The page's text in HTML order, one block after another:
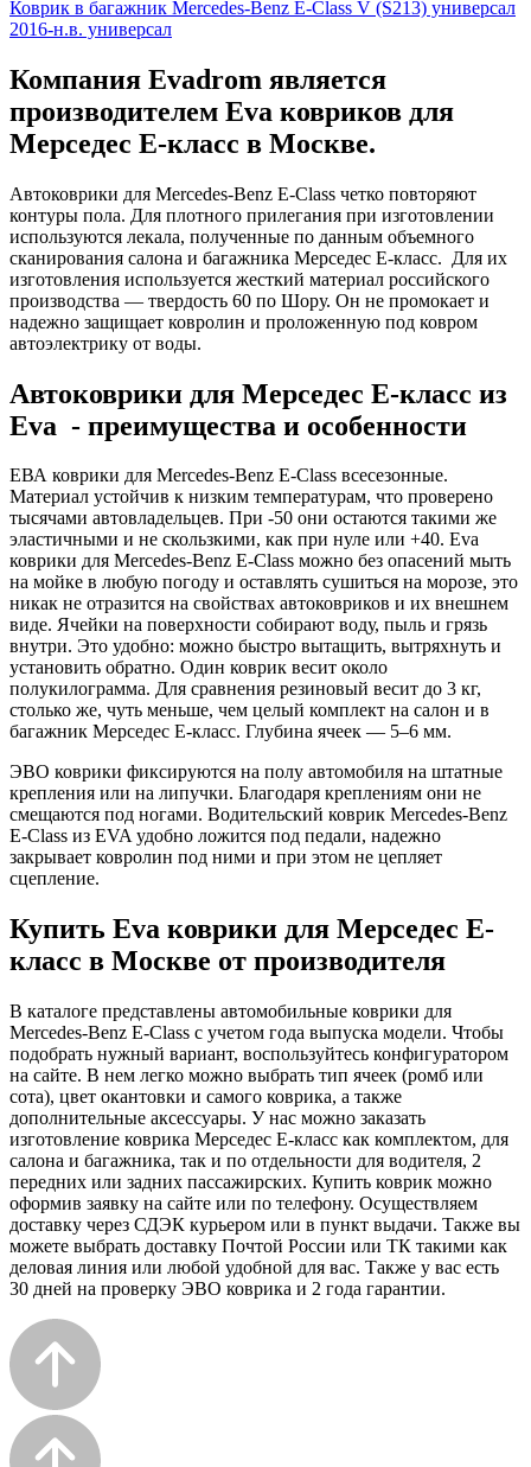
Коврик в багажник Mercedes-Benz E-Class V (S213) универсал
2016-н.в. универсал
Компания Evadrom является
производителем Eva ковриков для
Мерседес Е-класс в Москве.
Автоковрики для Mercedes-Benz E-Class четко повторяют
контуры пола. Для плотного прилегания при изготовлении
используются лекала, полученные по данным объемного
сканирования салона и багажника Мерседес Е-класс. Для их
изготовления используется жесткий материал российского
производства — твердость 60 по Шору. Он не промокает и
надежно защищает ковролин и проложенную под ковром
автоэлектрику от воды.
Автоковрики для Мерседес Е-класс из
Eva - преимущества и особенности
ЕВА коврики для Mercedes-Benz E-Class всесезонные.
Материал устойчив к низким температурам, что проверено
тысячами автовладельцев. При -50 они остаются такими же
эластичными и не скользкими, как при нуле или +40. Eva
коврики для Mercedes-Benz E-Class можно без опасений мыть
на мойке в любую погоду и оставлять сушиться на морозе, это
никак не отразится на свойствах автоковриков и их внешнем
виде. Ячейки на поверхности собирают воду, пыль и грязь
внутри. Это удобно: можно быстро вытащить, вытряхнуть и
установить обратно. Один коврик весит около
полукилограмма. Для сравнения резиновый весит до 3 кг,
столько же, чуть меньше, чем целый комплект на салон и в
багажник Мерседес Е-класс. Глубина ячеек — 5–6 мм.
ЭВО коврики фиксируются на полу автомобиля на штатные
крепления или на липучки. Благодаря креплениям они не
смещаются под ногами. Водительский коврик Mercedes-Benz
E-Class из EVA удобно ложится под педали, надежно
закрывает ковролин под ними и при этом не цепляет
сцепление.
Купить Eva коврики для Мерседес Е-
класс в Москве от производителя
В каталоге представлены автомобильные коврики для
Mercedes-Benz E-Class с учетом года выпуска модели. Чтобы
подобрать нужный вариант, воспользуйтесь конфигуратором
на сайте. В нем легко можно выбрать тип ячеек (ромб или
сота), цвет окантовки и самого коврика, а также
дополнительные аксессуары. У нас можно заказать
изготовление коврика Мерседес Е-класс как комплектом, для
салона и багажника, так и по отдельности для водителя, 2
передних или задних пассажирских. Купить коврик можно
оформив заявку на сайте или по телефону. Осуществляем
доставку через СДЭК курьером или в пункт выдачи. Также вы
можете выбрать доставку Почтой России или ТК такими как
деловая линия или любой удобной для вас. Также у вас есть
30 дней на проверку ЭВО коврика и 2 года гарантии.